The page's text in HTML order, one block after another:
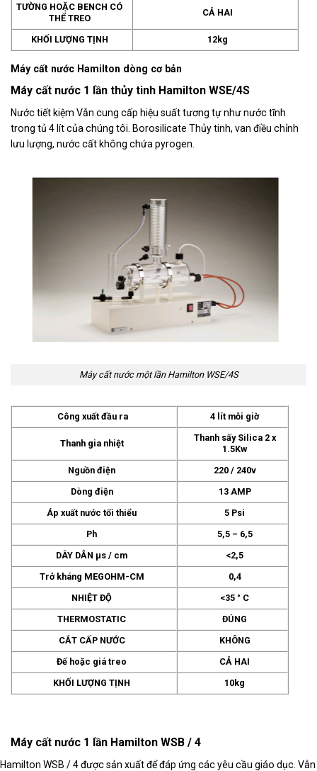
TƯỜNG HOẶC BENCH CÓ
THỂ TREO
CẢ HAI
KHỐI LƯỢNG TỊNH 12kg
Máy cất nước Hamilton dòng cơ bản
Máy cất nước 1 lần thủy tinh Hamilton WSE/4S
Nước tiết kiệm Vẫn cung cấp hiệu suất tương tự như nước tĩnh
trong tủ 4 lít của chúng tôi. Borosilicate Thủy tinh, van điều chỉnh
lưu lượng, nước cất không chứa pyrogen.
Máy cất nước một lần Hamilton WSE/4S
Công xuất đầu ra 4 lít mỗi giờ
Thanh gia nhiệt
Thanh sấy Silica 2 x
1.5Kw
Nguồn điện
220 / 240v
Dòng điện
13 AMP
Áp xuất nước tối thiểu
5 Psi
Ph
5,5 – 6,5
DÂY DẪN µs / cm
<2,5
Trở kháng MEGOHM-CM
0,4
NHIỆT ĐỘ
<35 ° C
THERMOSTATIC
ĐÚNG
CẮT CẤP NƯỚC
KHÔNG
Đế hoặc giá treo
CẢ HAI
KHỐI LƯỢNG TỊNH
10kg
Máy cất nước 1 lần Hamilton WSB / 4
Hamilton WSB / 4 được sản xuất để đáp ứng các yêu cầu giáo dục.